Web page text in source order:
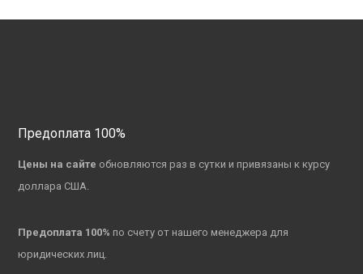
Предоплата 100%
Цены на сайте обновляются раз в сутки и привязаны к курсу
доллара США.
Предоплата 100% по счету от нашего менеджера для
юридических лиц.